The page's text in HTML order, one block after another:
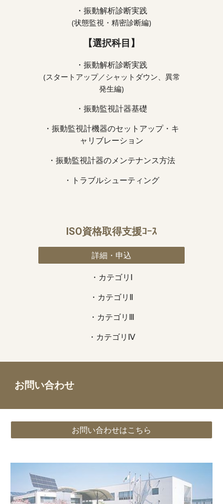
・振動解析診断実践
(状態監視・精密診断編)
【選択科目】
・ 振動解析診断実践
(スタートアップ／シャットダウン、異常
発生編)
・振動監視計器基礎
・ 振動監視計機器のセットアップ・キ
ャリブレーション
・ 振動監視計器のメンテナンス方法
・ トラブルシューティング
ISO資格取得支援ｺｰｽ
詳細・申込
・カテゴリⅠ
・カテゴリⅡ
・カテゴリⅢ
・カテゴリⅣ
お問い合わせ
お問い合わせはこちら